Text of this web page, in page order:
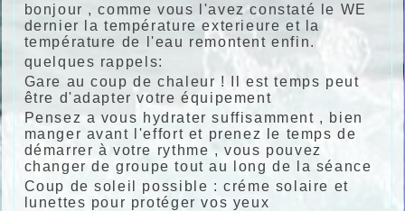
bonjour , comme vous l'avez constaté le WE
dernier la température exterieure et la
température de l'eau remontent enfin.
quelques rappels:
Gare au coup de chaleur ! Il est temps peut
être d'adapter votre équipement
Pensez a vous hydrater suffisamment , bien
manger avant l'effort et prenez le temps de
démarrer à votre rythme , vous pouvez
changer de groupe tout au long de la séance
Coup de soleil possible : créme solaire et
lunettes pour protéger vos yeux